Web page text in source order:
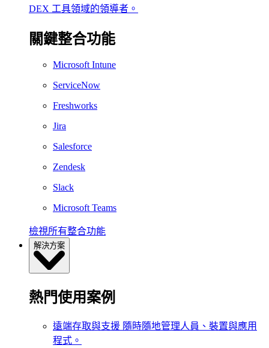
DEX 工具領域的領導者。
關鍵整合功能
Microsoft Intune
ServiceNow
Freshworks
Jira
Salesforce
Zendesk
Slack
Microsoft Teams
檢視所有整合功能
解決方案
熱門使用案例
遠端存取與支援 隨時隨地管理人員、裝置與應用
程式。